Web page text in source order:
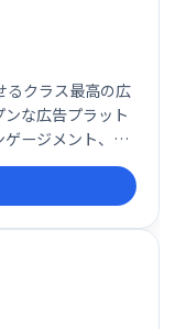
クラス最高の広
な広告プラット
ージメント、コ
テクノロジーで、
実現し、売上向